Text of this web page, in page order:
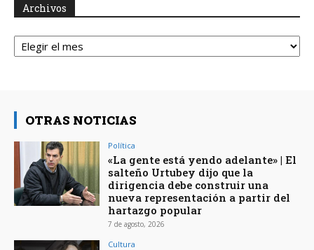
Archivos
Archivos
OTRAS NOTICIAS
Política
«La gente está yendo adelante» | El
salteño Urtubey dijo que la
dirigencia debe construir una
nueva representación a partir del
hartazgo popular
7 de agosto, 2026
Cultura